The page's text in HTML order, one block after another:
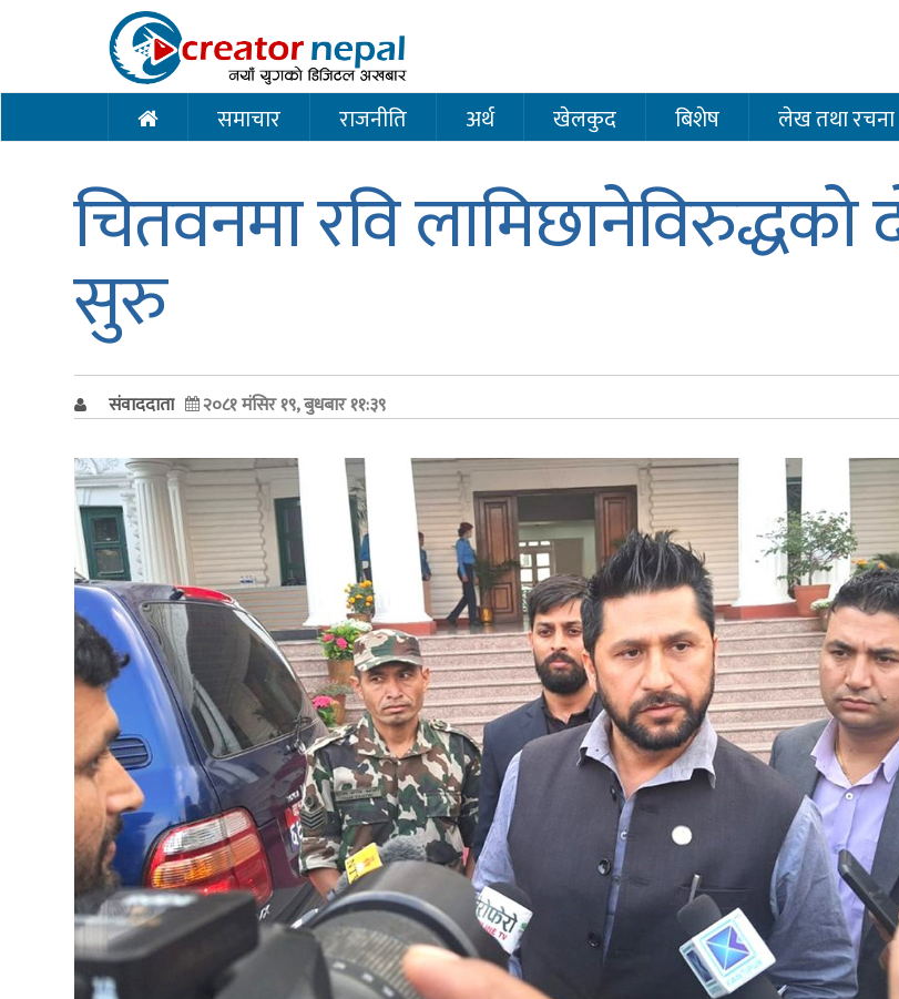
समाचार राजनीति अर्थ खेलकुद बिशेष लेख तथा रचना
चितवनमा रवि लामिछानेविरुद्धको
सुरु
संवाददाता २०८१ मंसिर १९, बुधबार ११:३९